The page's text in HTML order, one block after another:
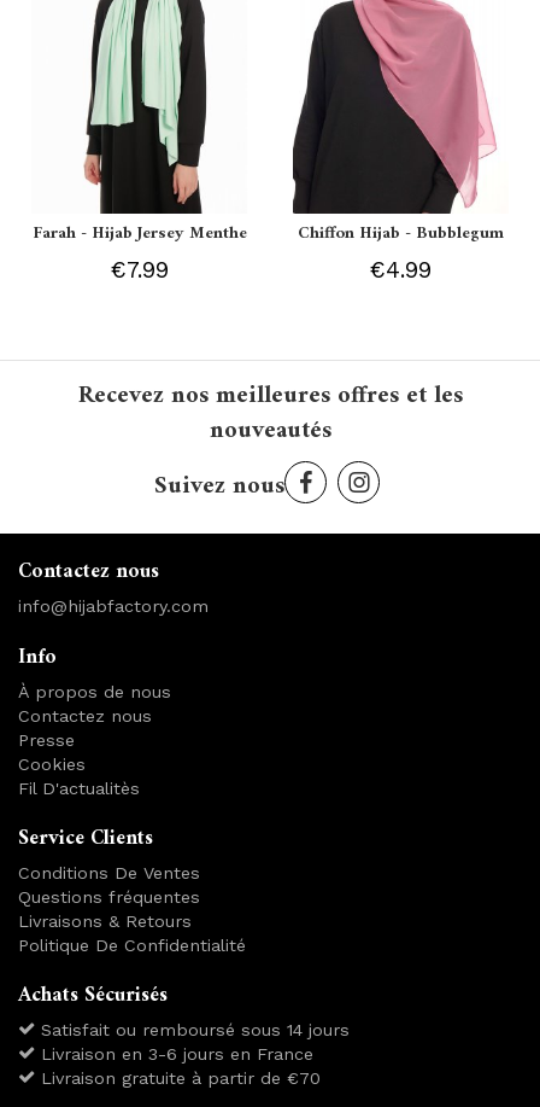
Farah - Hijab Jersey Menthe
€7.99
Chiffon Hijab - Bubblegum
€4.99
Recevez nos meilleures offres et les
nouveautés
Suivez nous
Contactez nous
info@hijabfactory.com
Info
À propos de nous
Contactez nous
Presse
Cookies
Fil D'actualitès
Service Clients
Conditions De Ventes
Questions fréquentes
Livraisons & Retours
Politique De Confidentialité
Achats Sécurisés
Satisfait ou remboursé sous 14 jours
Livraison en 3-6 jours en France
Livraison gratuite à partir de €70